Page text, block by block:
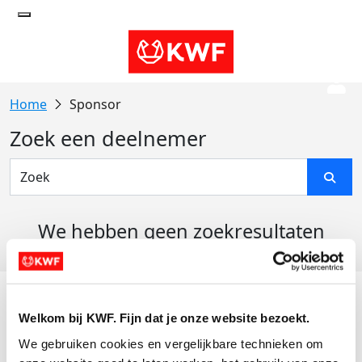
Welkom bij KWF. Fijn dat je onze website bezoekt.
We gebruiken cookies en vergelijkbare technieken om
Sponsor
Zoek een deelnemer
We hebben geen zoekresultaten
Actiematerialen
Evenementen